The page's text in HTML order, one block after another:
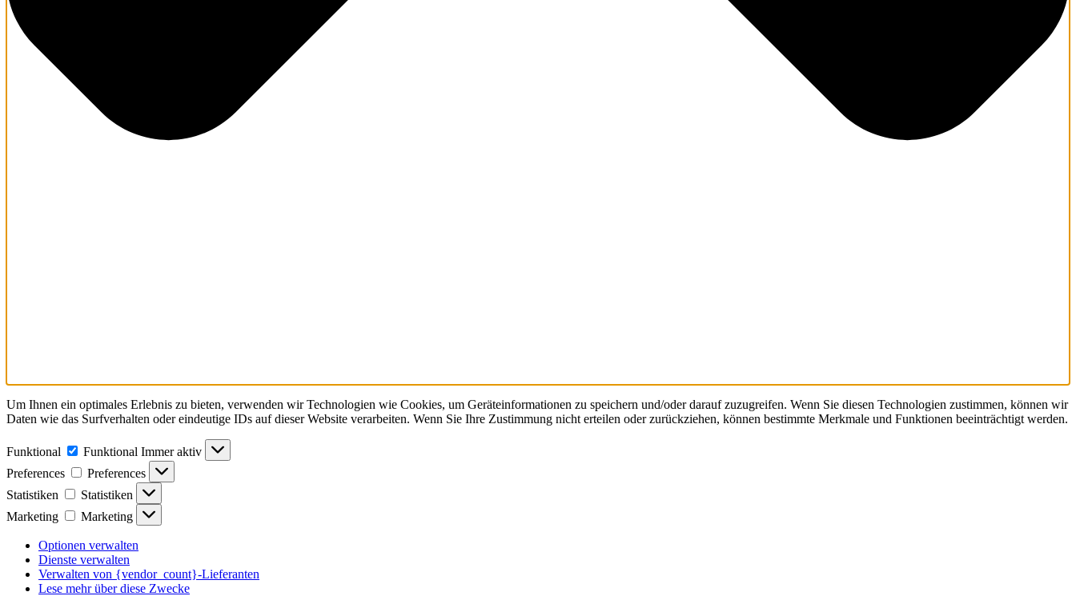
Um Ihnen ein optimales Erlebnis zu bieten, verwenden wir Technologien wie Cookies, um Geräteinformationen zu speichern und/oder darauf zuzugreifen. Wenn Sie diesen Technologien zustimmen, können wir
Daten wie das Surfverhalten oder eindeutige IDs auf dieser Website verarbeiten. Wenn Sie Ihre Zustimmung nicht erteilen oder zurückziehen, können bestimmte Merkmale und Funktionen beeinträchtigt werden.
Funktional Funktional Immer aktiv
Preferences
Preferences
Statistiken
Statistiken
Marketing
Marketing
Optionen verwalten
Dienste verwalten
Verwalten von {vendor_count}-Lieferanten
Lese mehr über diese Zwecke